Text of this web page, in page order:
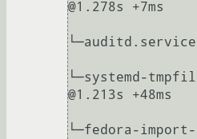
@1.278s +7ms
└─auditd.service
└─systemd-
@1.213s +48ms
└─fedora-